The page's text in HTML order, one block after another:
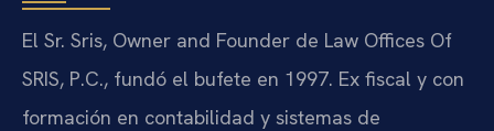
El Sr. Sris, Owner and Founder de Law Offices Of
SRIS, P.C., fundó el bufete en 1997. Ex fiscal y con
formación en contabilidad y sistemas de